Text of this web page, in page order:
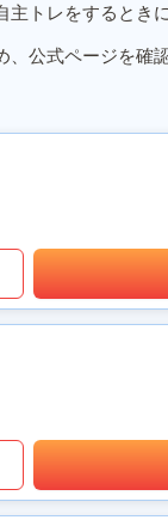
トレをするとき
公式ページを確